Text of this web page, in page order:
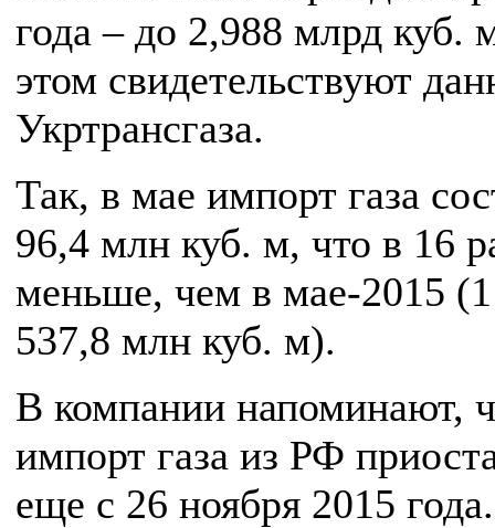
года – до 2,988 млрд куб.
этом свидетельствуют
Укртрансгаза.
Так, в мае импорт газа
96,4 млн куб. м, что в 16
меньше, чем в мае-2015
537,8 млн куб. м).
В компании напоминают,
импорт газа из РФ
еще с 26 ноября 2015 года.